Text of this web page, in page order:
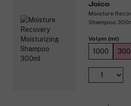
Joico
Moisture
Shampoo
Volym (ml)
1000 300